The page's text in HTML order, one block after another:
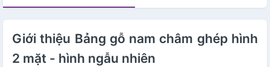
Giới thiệu Bảng gỗ nam châm ghép hình
2 mặt - hình ngẫu nhiên